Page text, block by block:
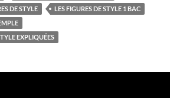
DE STYLE
LES FIGURES DE STYLE 1 BAC
EXPLIQUÉES